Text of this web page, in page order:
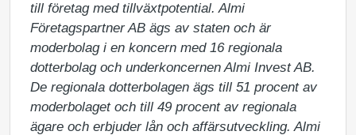
till företag med tillväxtpotential. Almi
Företagspartner AB ägs av staten och är
moderbolag i en koncern med 16 regionala
dotterbolag och underkoncernen Almi Invest AB.
De regionala dotterbolagen ägs till 51 procent av
moderbolaget och till 49 procent av regionala
ägare och erbjuder lån och affärsutveckling. Almi